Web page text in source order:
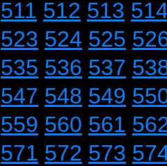
511 512 513
523 524 525
535 536 537
547 548 549
559 560 561
571 572 573